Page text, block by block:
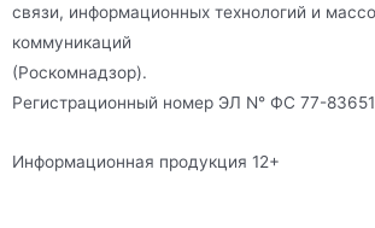
связи, информационных технологий и
коммуникаций
(Роскомнадзор).
Регистрационный номер ЭЛ N° ФС 77-83651
Информационная продукция 12+